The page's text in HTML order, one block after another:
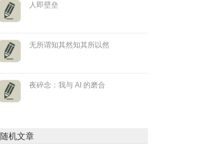
人即壁垒
无所谓知其然知其所以然
夜碎念：我与 AI 的磨合
随机文章